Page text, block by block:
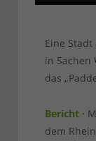
Eine
in Sachen
das
Bericht ·
dem